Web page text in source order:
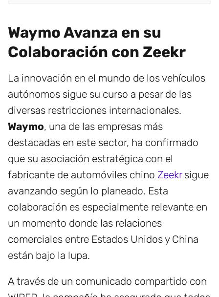
Waymo Avanza en su
Colaboración con Zeekr
La innovación en el mundo de los vehículos
autónomos sigue su curso a pesar de las
diversas restricciones internacionales.
Waymo, una de las empresas más
destacadas en este sector, ha confirmado
que su asociación estratégica con el
fabricante de automóviles chino Zeekrsigue
avanzando según lo planeado. Esta
colaboración es especialmente relevante en
un momento donde las relaciones
comerciales entre Estados Unidos y China
están bajo la lupa.
A través de un comunicado compartido con